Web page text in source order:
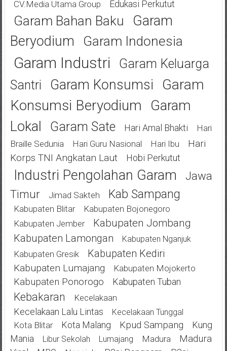
CV.Media Utama Group Edukasi Perkutut
Garam Bahan Baku
Garam
Beryodium
Garam Indonesia
Garam Industri
Garam Keluarga
Santri
Garam Konsumsi
Garam
Konsumsi Beryodium
Garam
Lokal
Garam Sate Hari Amal Bhakti
Hari
Braille Sedunia
Hari Guru Nasional Hari Ibu
Hari
Korps TNI Angkatan Laut
Hobi Perkutut
Industri Pengolahan Garam
Jawa
Timur
Jimad Sakteh Kab Sampang
Kabupaten Blitar
Kabupaten Bojonegoro
Kabupaten Jember
Kabupaten Jombang
Kabupaten Lamongan
Kabupaten Nganjuk
Kabupaten Gresik Kabupaten Kediri
Kabupaten Lumajang Kabupaten Mojokerto
Kabupaten Ponorogo Kabupaten Tuban
Kebakaran Kecelakaan
Kecelakaan Lalu Lintas Kecelakaan Tunggal
Kota Blitar Kota Malang Kpud Sampang
Kung
Mania
Libur Sekolah Lumajang Madura
Madura